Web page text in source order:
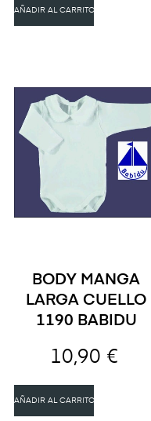
AÑADIR AL CARRITO
BODY MANGA
LARGA CUELLO
1190 BABIDU
10,90 €
AÑADIR AL CARRITO